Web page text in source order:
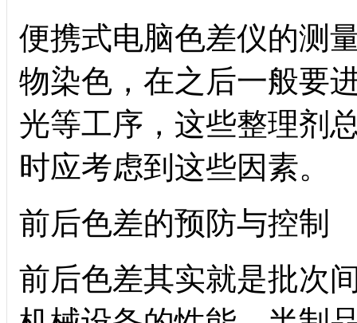
便携式电脑色差仪的测
物染色，在之后一般要
光等工序，这些整理剂
时应考虑到这些因素。
前后色差的预防与控制
前后色差其实就是批次